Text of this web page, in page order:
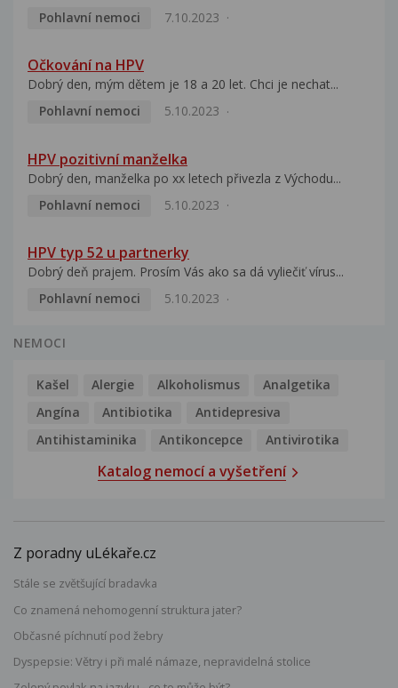
Pohlavní nemoci
7.10.2023
Očkování na HPV
Dobrý den, mým dětem je 18 a 20 let. Chci je nechat...
Pohlavní nemoci
5.10.2023
HPV pozitivní manželka
Dobrý den, manželka po xx letech přivezla z Východu...
Pohlavní nemoci
5.10.2023
HPV typ 52 u partnerky
Dobrý deň prajem. Prosím Vás ako sa dá vyliečiť vírus...
Pohlavní nemoci
5.10.2023
NEMOCI
Kašel Alergie Alkoholismus
Analgetika
Angína
Antibiotika
Antidepresiva
Antihistaminika
Antikoncepce Antivirotika
Katalog nemocí a vyšetření
Z poradny uLékaře.cz
Stále se zvětšující bradavka
Co znamená nehomogenní struktura jater?
Občasné píchnutí pod žebry
Dyspepsie: Větry i při malé námaze, nepravidelná stolice